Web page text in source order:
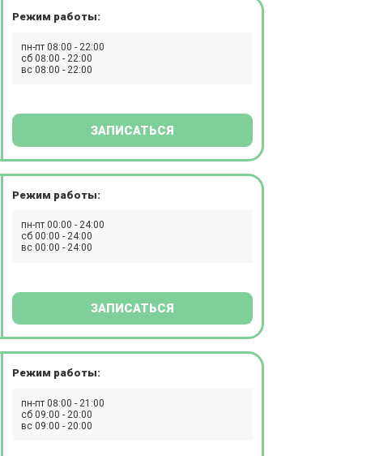
Режим работы:
пн-пт 08:00 - 22:00
сб 08:00 - 22:00
вс 08:00 - 22:00
ЗАПИСАТЬСЯ
Режим работы:
пн-пт 00:00 - 24:00
сб 00:00 - 24:00
вс 00:00 - 24:00
ЗАПИСАТЬСЯ
Режим работы:
пн-пт 08:00 - 21:00
сб 09:00 - 20:00
вс 09:00 - 20:00